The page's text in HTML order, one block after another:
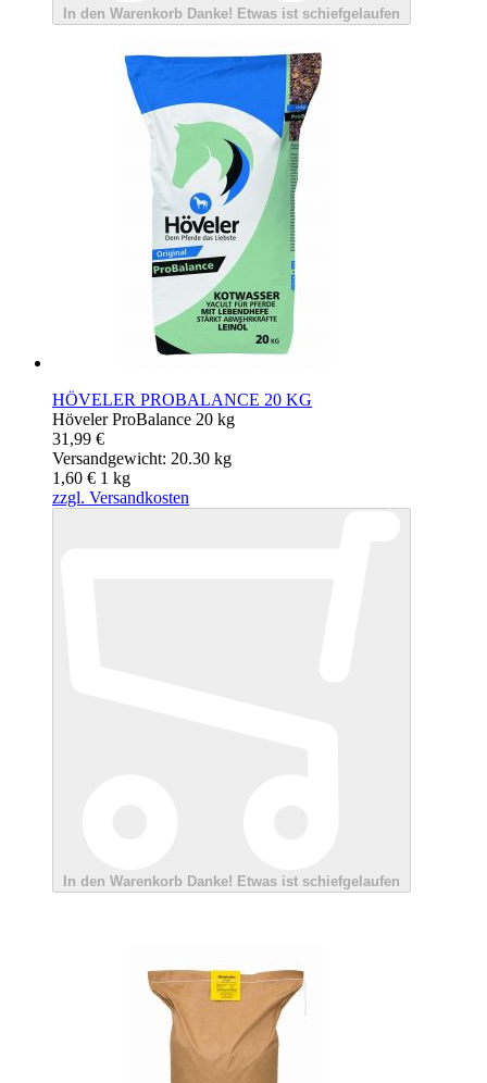
In den Warenkorb Danke! Etwas ist schiefgelaufen
HÖVELER PROBALANCE 20 KG
Höveler ProBalance 20 kg
31,99 €
Versandgewicht: 20.30 kg
1,60 € 1 kg
zzgl. Versandkosten
In den Warenkorb Danke! Etwas ist schiefgelaufen